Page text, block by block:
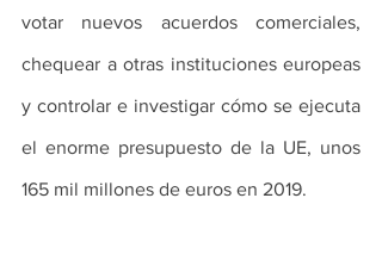
votar nuevos acuerdos comerciales,
chequear a otras instituciones europeas
y controlar e investigar cómo se ejecuta
el enorme presupuesto de la UE, unos
165 mil millones de euros en 2019.